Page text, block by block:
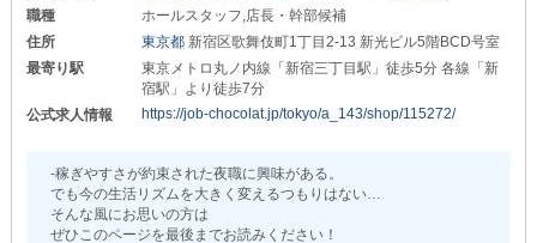
・ヘアメイク
￣￣￣￣￣￣￣￣￣￣￣
日給 9,000円～12,000円
興味のある方は
＝＝＝＝＝＝＝＝＝＝＝＝＝＝＝＝＝＝＝＝＝
まずは《体験入社》や
《見学》からでも構いません！
20代のうちから
役職を目指せる環境です◎
あなたの日々の頑張りは
《昇給・昇格》という形で平等に評価。
また、店長クラスといった
一定のポジションに就くと
《経費枠》をご用意。
職種
ホールスタッフ,店長・幹部候補
住所
東京都 新宿区歌舞伎町1丁目2-13 新光ビル5階BCD号室
最寄り駅
東京メトロ丸ノ内線「新宿三丁目駅」徒歩5分 各線「新
宿駅」より徒歩7分
公式求人情報
https://job-chocolat.jp/tokyo/a_143/shop/115272/
‐稼ぎやすさが約束された夜職に興味がある。
でも今の生活リズムを大きく変えるつもりはない…
そんな風にお思いの方は
ぜひこのページを最後までお読みください！